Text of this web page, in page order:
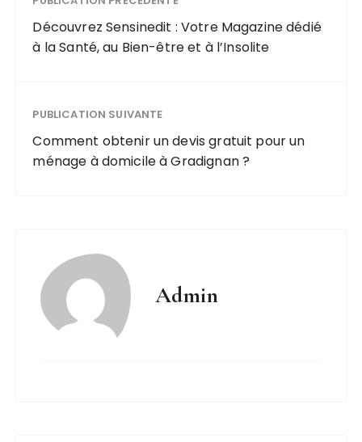
Découvrez Sensinedit : Votre Magazine dédié
à la Santé, au Bien-être et à l’Insolite
PUBLICATION SUIVANTE
Comment obtenir un devis gratuit pour un
ménage à domicile à Gradignan ?
Admin